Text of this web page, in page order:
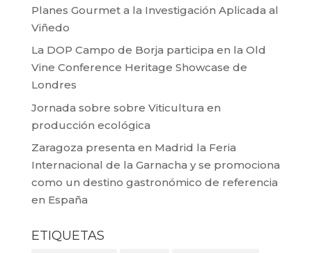
Planes Gourmet a la Investigación Aplicada al
Viñedo
La DOP Campo de Borja participa en la Old
Vine Conference Heritage Showcase de
Londres
Jornada sobre sobre Viticultura en
producción ecológica
Zaragoza presenta en Madrid la Feria
Internacional de la Garnacha y se promociona
como un destino gastronómico de referencia
en España
ETIQUETAS